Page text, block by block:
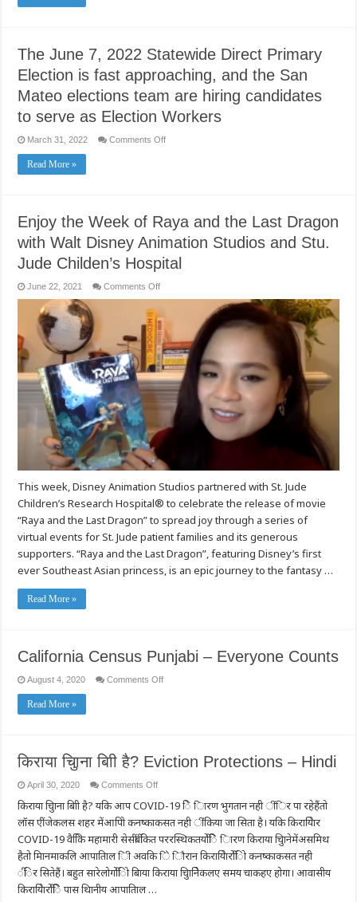
The June 7, 2022 Statewide Direct Primary
Election is fast approaching, and the San
Mateo elections team are hiring candidates
to serve as Election Workers
March 31, 2022 Comments Offon
is
approaching,
the
team
hiring
candidates
to
serve
as
Election
Workers
Read More »
Enjoy the Week of Raya and the Last Dragon
with Walt Disney Animation Studios and Stu.
Jude Childen’s Hospital
June 22, 2021 Comments Offon
Week
of
Raya
and
the
Last
Dragon
with
Walt
Disney
Animation
Studios
and
Stu.
Jude
Childen’s
Hospital
This week, Disney Animation Studios partnered with St. Jude
Children’s Research Hospital® to celebrate the release of movie
“Raya and the Last Dragon” to spread joy through a series of
virtual events for St. Jude patient families and its generous
supporters. “Raya and the Last Dragon”, featuring Disney’s first
ever Southeast Asian princess, is an epic journey to the fantasy …
Read More »
California Census Punjabi – Everyone Counts
August 4, 2020 Comments Offon
Read More »
किराया चुिाना बािी है? Eviction Protections – Hindi
April 30, 2020 Comments Offon
चुिाना
है?
Eviction
Protections
–
किराया चुिाना बािी है? यकि आप COVID-19 िे िारण भुगतान नही ींिर पा रहेहैंतो
लॉस एीं जेकलस शहर मेंआपिो कनष्काकसत नही ींकिया जा सिता है। यकि किरायेिार
COVID-19 वैकिि महामारी सेसींबींकित पररस्थिकतयोींिे िारण किराया चुिानेमेंअसमिथ
हैतो मिानमाकलि आपातिाल िी अवकि िे िौरान किरायेिारोींिो कनष्काकसत नही
ींिर सितेहैं। बहुत सारेलोगोींिो बिाया किराया चुिानेिेकलए समय चाकहए होगा। आवासीय
किरायेिारोींिे पास थिानीय आपातिाल …